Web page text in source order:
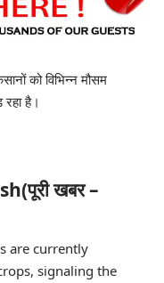
को विभिन्न मौसम
रहा है।
खबर –
are currently
signaling the